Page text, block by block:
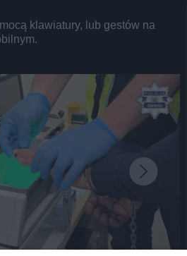
klawiatury, lub gestów na